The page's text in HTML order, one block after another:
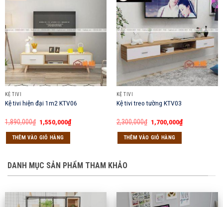
KỆ TIVI
Kệ tivi hiện đại 1m2 KTV06
1,890,000₫ Giá
gốc
là:
1,890,000₫.
1,550,000₫Giá
hiện
THÊM VÀO GIỎ HÀNG
KỆ TIVI
Kệ tivi treo tường KTV03
2,300,000₫ Giá
gốc
là:
2,300,000₫.
1,700,000₫Giá
hiện
THÊM VÀO GIỎ HÀNG
DANH MỤC SẢN PHẨM THAM KHẢO